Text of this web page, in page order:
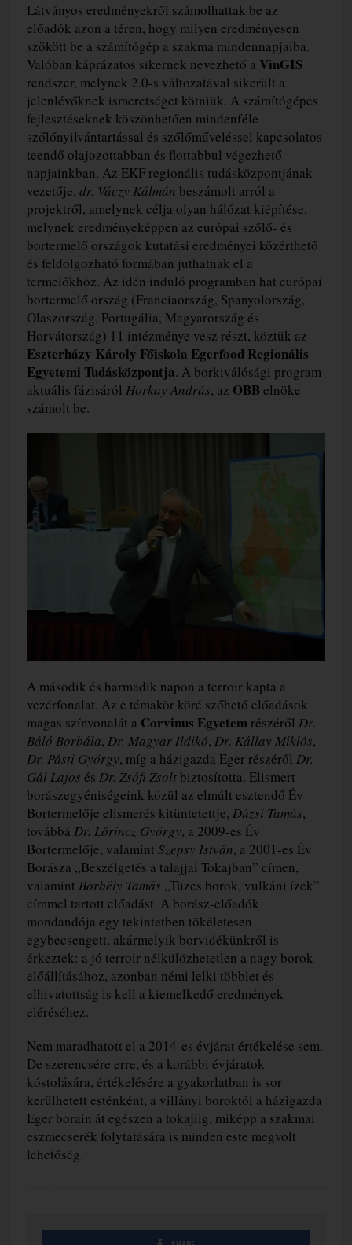
Látványos eredményekről számolhattak be az
előadók azon a téren, hogy milyen eredményesen
szökött be a számítógép a szakma mindennapjaiba.
Valóban káprázatos sikernek nevezhető a VinGIS
rendszer, melynek 2.0-s változatával sikerült a
jelenlévőknek ismeretséget kötniük. A számítógépes
fejlesztéseknek köszönhetően mindenféle
szőlőnyilvántartással és szőlőműveléssel kapcsolatos
teendő olajozottabban és flottabbul végezhető
napjainkban. Az EKF regionális tudásközpontjának
vezetője, dr. Váczy Kálmán beszámolt arról a
projektről, amelynek célja olyan hálózat kiépítése,
melynek eredményeképpen az európai szőlő- és
bortermelő országok kutatási eredményei közérthető
és feldolgozható formában juthatnak el a
termelőkhöz. Az idén induló programban hat európai
bortermelő ország (Franciaország, Spanyolország,
Olaszország, Portugália, Magyarország és
Horvátország) 11 intézménye vesz részt, köztük az
Eszterházy Károly Főiskola Egerfood Regionális
Egyetemi Tudásközpontja. A borkiválósági program
aktuális fázisáról Horkay András, az OBBelnöke
számolt be.
A második és harmadik napon a terroir kapta a
vezérfonalat. Az e témakör köré szőhető előadások
magas színvonalát a Corvinus Egyetemrészéről Dr.
Báló Borbála, Dr. Magyar Ildikó, Dr. Kállay Miklós,
Dr. Pásti György, míg a házigazda Eger részéről Dr.
Gál Lajos és Dr. Zsófi Zsoltbiztosította. Elismert
borászegyéniségeink közül az elmúlt esztendő Év
Bortermelője elismerés kitüntetettje, Dúzsi Tamás,
továbbá Dr. Lőrincz György, a 2009-es Év
Bortermelője, valamint Szepsy István, a 2001-es Év
Borásza „Beszélgetés a talajjal Tokajban” címen,
valamint Borbély Tamás „Tüzes borok, vulkáni ízek”
címmel tartott előadást. A borász-előadók
mondandója egy tekintetben tökéletesen
egybecsengett, akármelyik borvidékünkről is
érkeztek: a jó terroir nélkülözhetetlen a nagy borok
előállításához, azonban némi lelki többlet és
elhivatottság is kell a kiemelkedő eredmények
eléréséhez.
Nem maradhatott el a 2014-es évjárat értékelése sem.
De szerencsére erre, és a korábbi évjáratok
kóstolására, értékelésére a gyakorlatban is sor
kerülhetett esténként, a villányi boroktól a házigazda
Eger borain át egészen a tokajiig, miképp a szakmai
eszmecserék folytatására is minden este megvolt
lehetőség.